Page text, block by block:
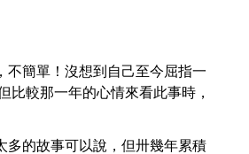
不簡單！沒想到自己至今屈指一
比較那一年的心情來看此事時，
的故事可以說，但卅幾年累積